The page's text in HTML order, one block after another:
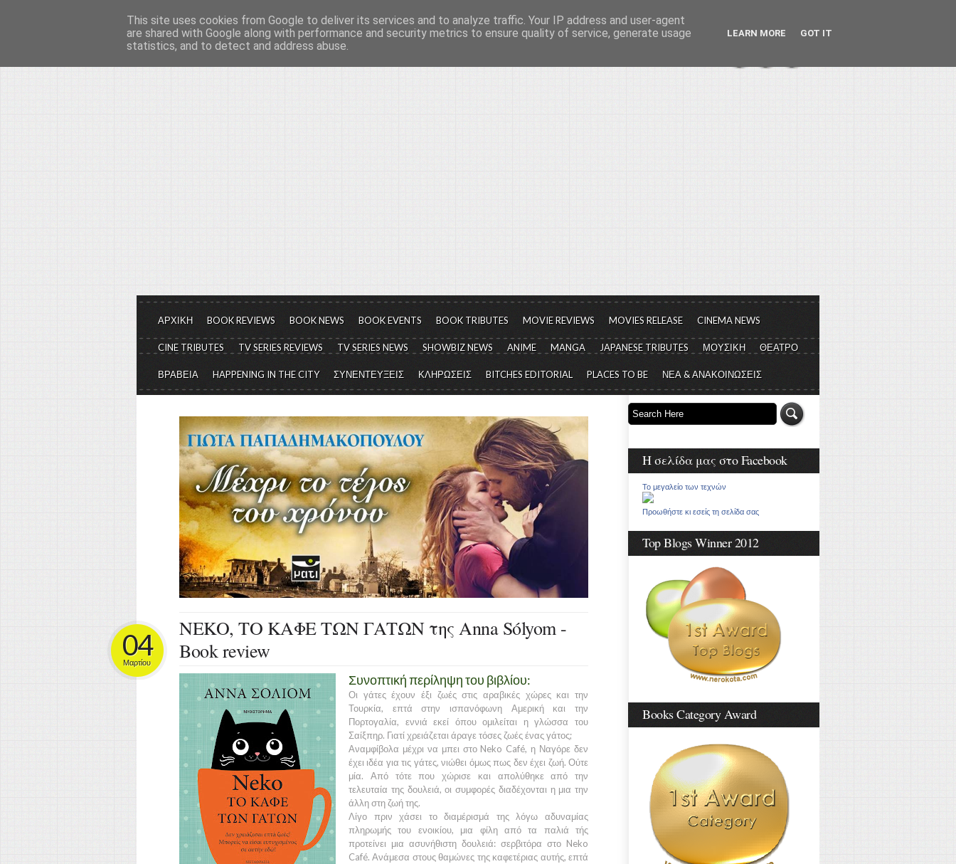
Το μεγαλείο των Τεχνών...
Είμαστε πάντα εδώ για να μιλάμε για τον πολιτισμό, σε κάθε του μορφή και έκταση...
ΑΡΧΙΚΗ BOOK REVIEWS BOOK NEWS BOOK EVENTS BOOK TRIBUTES MOVIE REVIEWS MOVIES RELEASE CINEMA NEWS
CINE TRIBUTES TV SERIES REVIEWS TV SERIES NEWS SHOWBIZ NEWS ANIME MANGA JAPANESE TRIBUTES ΜΟΥΣΙΚΗ ΘΕΑΤΡΟ
ΒΡΑΒΕΙΑ HAPPENING IN THE CITY ΣΥΝΕΝΤΕΥΞΕΙΣ ΚΛΗΡΩΣΕΙΣ BITCHES EDITORIAL PLACES TO BE ΝΕΑ & ΑΝΑΚΟΙΝΩΣΕΙΣ
NEKO, ΤΟ ΚΑΦΕ ΤΩΝ ΓΑΤΩΝ της Anna Sólyom -
Book review
04
Μαρτίου
Συνοπτική περίληψη του βιβλίου:
Οι γάτες έχουν έξι ζωές στις αραβικές χώρες και την
Τουρκία, επτά στην ισπανόφωνη Αμερική και την
Πορτογαλία, εννιά εκεί όπου ομιλείται η γλώσσα του
Σαίξπηρ. Γιατί χρειάζεται άραγε τόσες ζωές ένας γάτος;
Αναμφίβολα μέχρι να μπει στο Neko Café, η Ναγόρε δεν
έχει ιδέα για τις γάτες, νιώθει όμως πως δεν έχει ζωή. Ούτε
μία. Από τότε που χώρισε και απολύθηκε από την
τελευταία της δουλειά, οι συμφορές διαδέχονται η μια την
άλλη στη ζωή της.
Λίγο πριν χάσει το διαμέρισμά της λόγω αδυναμίας
πληρωμής του ενοικίου, μια φίλη από τα παλιά τής
προτείνει μια ασυνήθιστη δουλειά: σερβιτόρα στο Neko
Café. Ανάμεσα στους θαμώνες της καφετέριας αυτής, επτά
Η σελίδα μας στο Facebook
Το μεγαλείο των τεχνών
Προωθήστε κι εσείς τη σελίδα σας
Top Blogs Winner 2012
Books Category Award
This site uses cookies from Google to deliver its services and to analyze traffic. Your IP address and user-agent
are shared with Google along with performance and security metrics to ensure quality of service, generate usage
statistics, and to detect and address abuse.
LEARN MORE GOT IT